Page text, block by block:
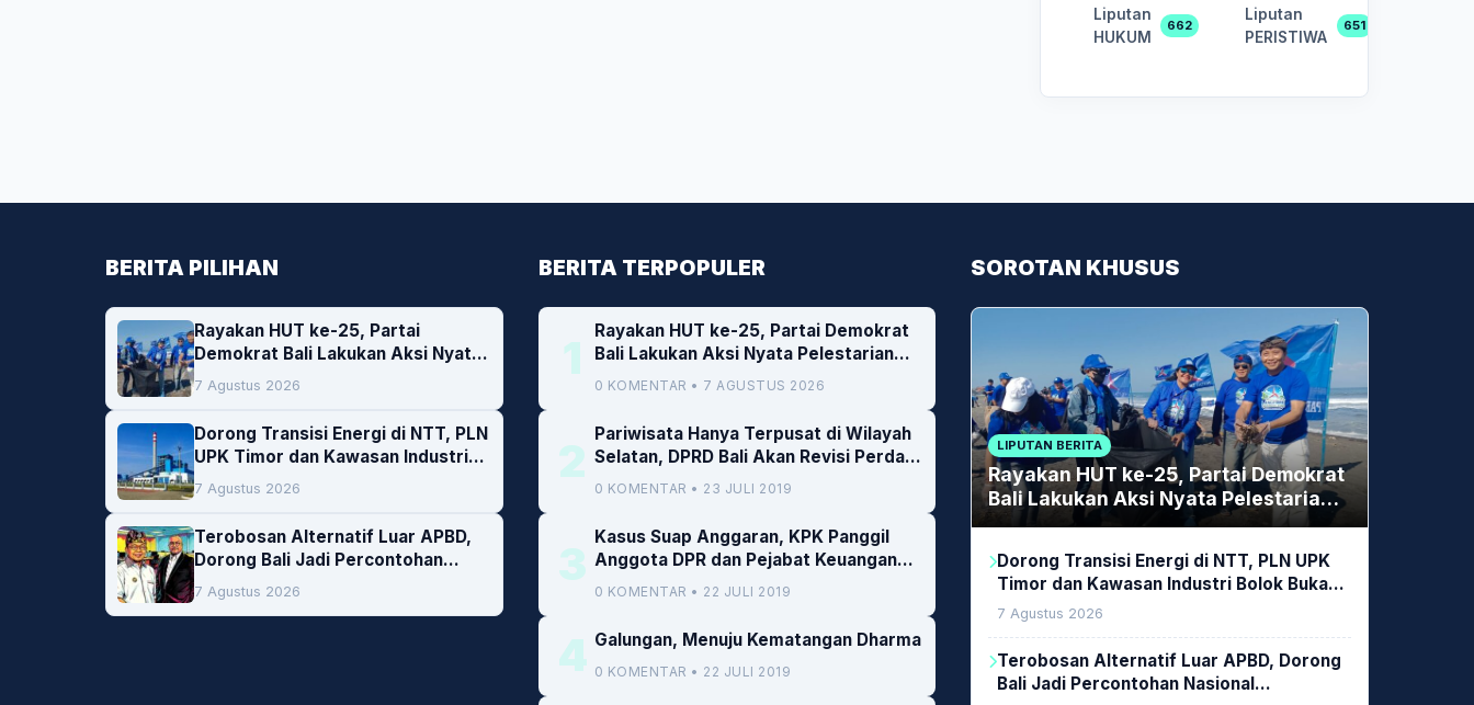
Liputan
HUKUM
662
Liputan
PERISTIWA
651
BERITA PILIHAN
Rayakan HUT ke-25, Partai
Demokrat Bali Lakukan Aksi Nyata
Pelestarian Lingkungan
7 Agustus 2026
Dorong Transisi Energi di NTT, PLN
UPK Timor dan Kawasan Industri
Bolok Buka Peluang Investasi
Woodchip untuk Cofiring PLTU
Bolok
7 Agustus 2026
Terobosan Alternatif Luar APBD,
Dorong Bali Jadi Percontohan
Nasional Pembiayaan Daerah
7 Agustus 2026
BERITA TERPOPULER
1
Rayakan HUT ke-25, Partai Demokrat
Bali Lakukan Aksi Nyata Pelestarian
Lingkungan
0 KOMENTAR • 7 AGUSTUS 2026
2
Pariwisata Hanya Terpusat di Wilayah
Selatan, DPRD Bali Akan Revisi Perda
RTRW
0 KOMENTAR • 23 JULI 2019
3
Kasus Suap Anggaran, KPK Panggil
Anggota DPR dan Pejabat Keuangan
Kemenkeu
0 KOMENTAR • 22 JULI 2019
4 Galungan, Menuju Kematangan Dharma
0 KOMENTAR • 22 JULI 2019
SOROTAN KHUSUS
LIPUTAN BERITA
Rayakan HUT ke-25, Partai Demokrat
Bali Lakukan Aksi Nyata Pelestarian
Lingkungan
Dorong Transisi Energi di NTT, PLN UPK
Timor dan Kawasan Industri Bolok Buka
Peluang Investasi Woodchip untuk
7 Agustus 2026
Terobosan Alternatif Luar APBD, Dorong
Bali Jadi Percontohan Nasional